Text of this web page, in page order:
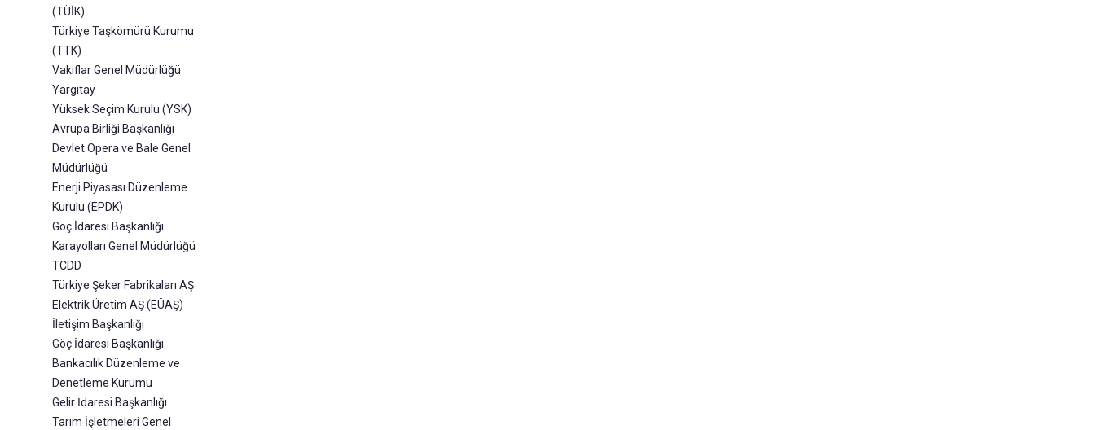
(TÜİK)
Türkiye Taşkömürü Kurumu
(TTK)
Vakıflar Genel Müdürlüğü
Yargıtay
Yüksek Seçim Kurulu (YSK)
Avrupa Birliği Başkanlığı
Devlet Opera ve Bale Genel
Müdürlüğü
Enerji Piyasası Düzenleme
Kurulu (EPDK)
Göç İdaresi Başkanlığı
Karayolları Genel Müdürlüğü
TCDD
Türkiye Şeker Fabrikaları AŞ
Elektrik Üretim AŞ (EÜAŞ)
İletişim Başkanlığı
Göç İdaresi Başkanlığı
Bankacılık Düzenleme ve
Denetleme Kurumu
Gelir İdaresi Başkanlığı
Tarım İşletmeleri Genel